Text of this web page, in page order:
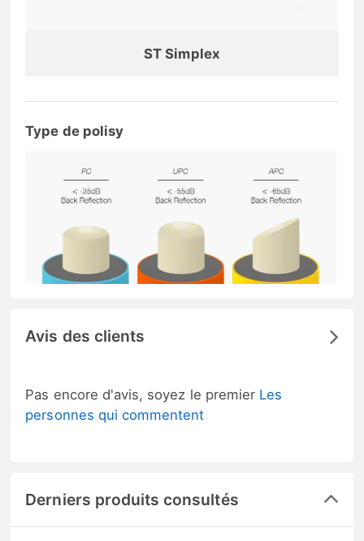
ST Simplex
Type de polisy
Avis des clients
Pas encore d'avis, soyez le premier Les
personnes qui commentent
Derniers produits consultés